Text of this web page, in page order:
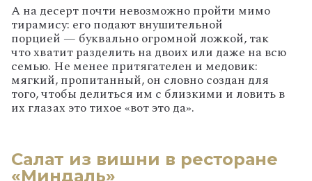
Анадесертпочти невозможнопройти мимо
тирамису: егоподаютвнушительной
порцией — буквальноогромнойложкой,так
чтохватитразделитьнадвоих или даже навсю
семью. Не менее притягателен и медовик:
мягкий,пропитанный,он словносоздан для
того,чтобы делиться им с близкими иловитьв
их глазах этотихое«вотэтода».
Салат из вишни в ресторане
«Миндаль»